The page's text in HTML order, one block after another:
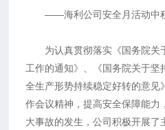
——海利公司安全月活动中积
为认真贯彻落实《国务院关
工作的通知》、《国务院关于坚
全生产形势持续稳定好转的意见
作会议精神，提高安全保障能力
大事故的发生，公司积极开展了